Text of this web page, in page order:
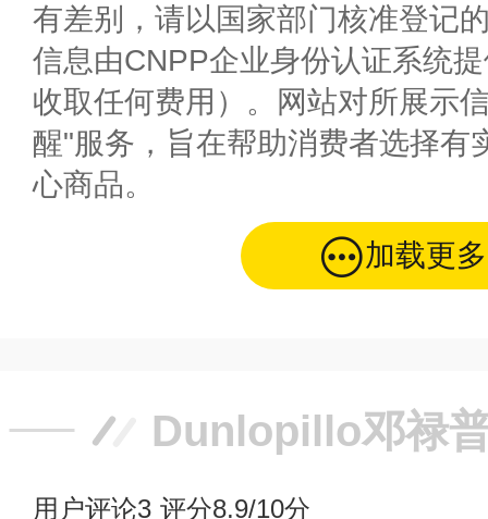
有差别，请以国家部门核准登记
信息由CNPP企业身份认证系统
收取任何费用）。网站对所展示
醒"服务，旨在帮助消费者选择有
心商品。
加载更多
Dunlopillo邓禄
用户评论3 评分8.9/10分